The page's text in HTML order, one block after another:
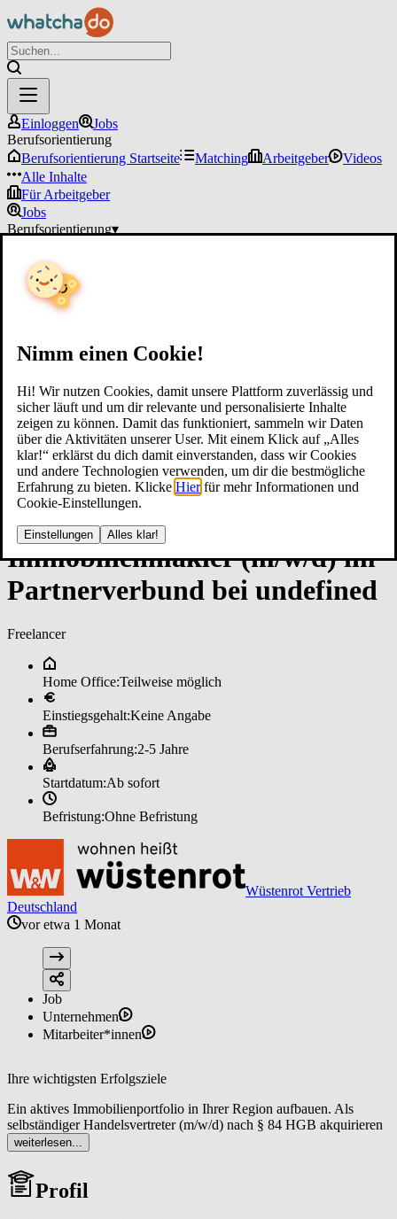
Nimm einen Cookie!
Hi! Wir nutzen Cookies, damit unsere Plattform zuverlässig und
sicher läuft und um dir relevante und personalisierte Inhalte
zeigen zu können. Damit das funktioniert, sammeln wir Daten
über die Aktivitäten unserer User. Mit einem Klick auf „Alles
klar!“ erklärst du dich damit einverstanden, dass wir Cookies
und andere Technologien verwenden, um dir die bestmögliche
Erfahrung zu bieten. Klicke Hier für mehr Informationen und
Cookie-Einstellungen.
Einstellungen Alles klar!
Einloggen
Jobs
Berufsorientierung
Berufsorientierung Startseite
Matching Arbeitgeber
Videos
Alle Inhalte
Für Arbeitgeber
Jobs
Berufsorientierung▾
Im­mo­bi­li­en­mak­ler (m/w/d) im
­Part­ner­ver­bun­d bei un­de­fi­ned
Freelancer
Home Office:Teilweise möglich
Einstiegsgehalt:Keine Angabe
Berufserfahrung:2-5 Jahre
Startdatum:Ab sofort
Befristung:Ohne Befristung
Wüstenrot Vertrieb
Deutschland
vor etwa 1 Monat
Job
Unternehmen
Mitarbeiter*innen
Ihre wichtigsten Erfolgsziele
Ein aktives Immobilienportfolio in Ihrer Region aufbauen. Als
selbständiger Handelsvertreter (m/w/d) nach § 84 HGB akquirieren
Sie regelmäßig neue Objekte sowie Interessentinnen und
Interessenten mit dem Ergebnis einer stabilen Pipeline an
Vermittlungsmandaten, die planbare Umsätze ermöglicht.
Eigentümerinnen und Eigentümer sowie Interessentinnen und
weiterlesen...
Profil